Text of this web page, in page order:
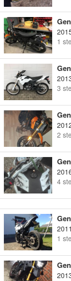
1
3
2
4
2011
1